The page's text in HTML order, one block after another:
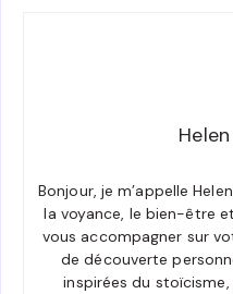
Bonjour, je m’appelle
la voyance, le bien-être
vous accompagner sur
de découverte
inspirées du